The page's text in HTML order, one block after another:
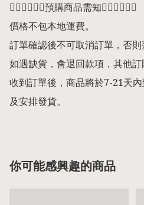
👇🏻👇🏻👇🏻預購商品需知👇🏻👇🏻👇🏻
價格不包本地運費。
訂單確認後不可取消訂單，否
如遇缺貨，會退回款項，其他訂
收到訂單後，商品將於7-21天
及安排發貨。
你可能感興趣的商品